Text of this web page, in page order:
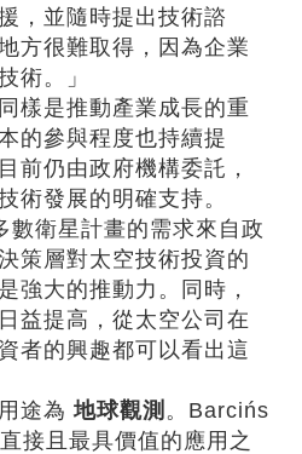
，並隨時提出技術諮
方很難取得，因為企業
術。」
樣是推動產業成長的重
的參與程度也持續提
前仍由政府機構委託，
術發展的明確支持。
衛星計畫的需求來自政
策層對太空技術投資的
強大的推動力。同時，
益提高，從太空公司在
者的興趣都可以看出這
途為地球觀測 。Barcińs
接且最具價值的應用之